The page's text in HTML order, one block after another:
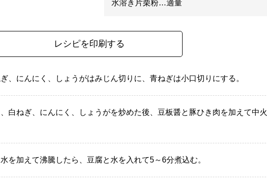
水溶き片栗粉…適量
レシピを印刷する
、にんにく、しょうがはみじん切りに、青ねぎは小口切りにする。
白ねぎ、にんにく、しょうがを炒めた後、豆板醤と豚ひき肉を加えて中火
を加えて沸騰したら、豆腐と水を入れて5～6分煮込む。